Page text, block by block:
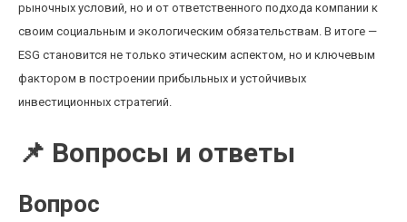
рыночных условий, но и от ответственного подхода компании к
своим социальным и экологическим обязательствам. В итоге —
ESG становится не только этическим аспектом, но и ключевым
фактором в построении прибыльных и устойчивых
инвестиционных стратегий.
📌 Вопросы и ответы
Вопрос